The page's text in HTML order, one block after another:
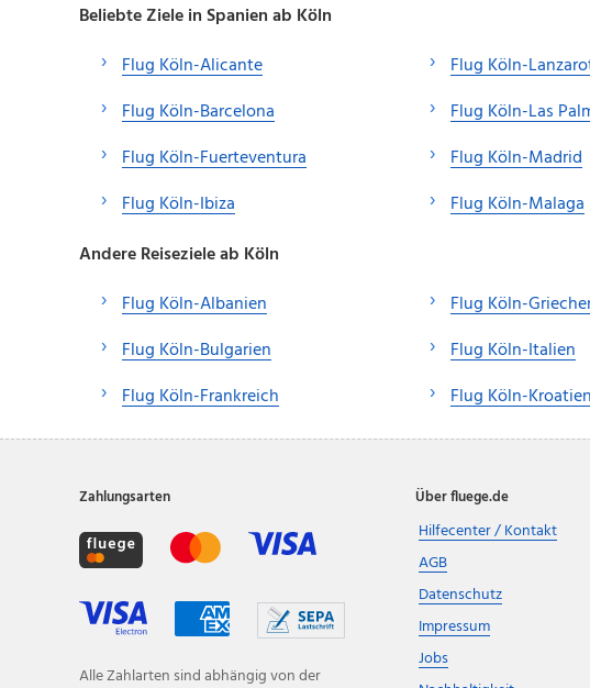
Beliebte Ziele in Spanien ab Köln
Flug Köln-Alicante
Flug Köln-Barcelona
Flug Köln-Fuerteventura
Flug Köln-Ibiza
Flug Köln-
Flug Köln-Las
Flug Köln-Madrid
Flug Köln-Malaga
Andere Reiseziele ab Köln
Flug Köln-Albanien
Flug Köln-Bulgarien
Flug Köln-Frankreich
Flug Köln-
Flug Köln-Italien
Flug Köln-Kroatien